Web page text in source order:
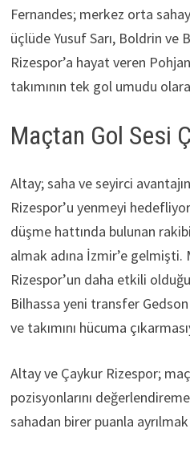
Fernandes; merkez orta
üçlüde Yusuf Sarı, Boldrin ve
Rizespor’a hayat veren
takımının tek gol umudu
Maçtan Gol Sesi
Altay; saha ve seyirci
Rizespor’u yenmeyi
düşme hattında bulunan
almak adına İzmir’e gelmişti.
Rizespor’un daha etkili
Bilhassa yeni transfer
ve takımını hücuma
Altay ve Çaykur Rizespor;
pozisyonlarını
sahadan birer puanla